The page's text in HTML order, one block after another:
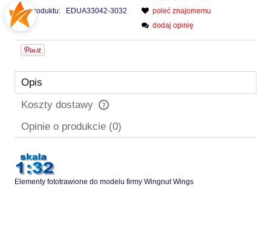
Kod produktu:
EDUA33042-3032
poleć znajomemu
dodaj opinię
Opis
Koszty dostawy
Cena nie zawiera ewentualnych kosztów płatności
Opinie o produkcie (0)
Elementy fototrawione do modelu firmy Wingnut Wings